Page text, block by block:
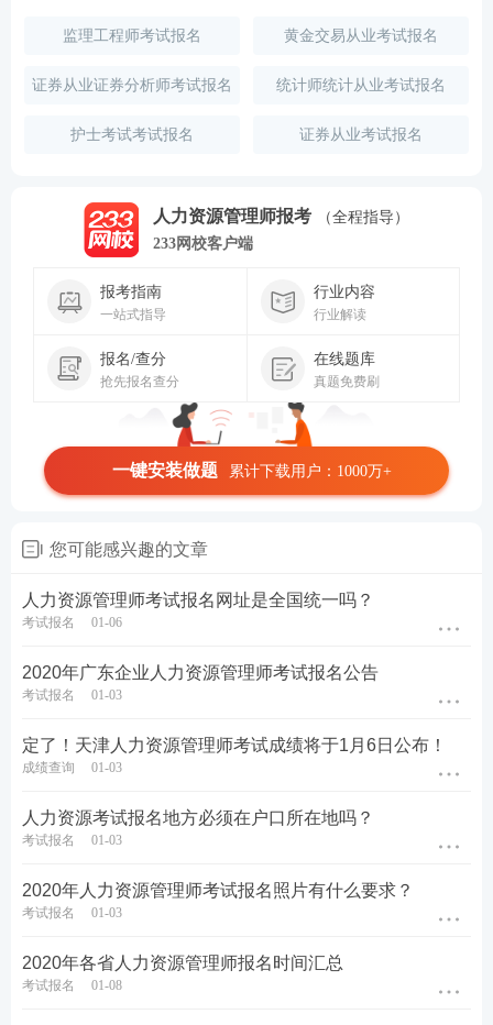
监理工程师考试报名 黄金交易从业考试报名
证券从业证券分析师考试报名 统计师统计从业考试报名
护士考试考试报名 证券从业考试报名
人力资源管理师报考
（全程指导）
233网校客户端
报考指南
一站式指导
行业内容
行业解读
报名/查分
抢先报名查分
在线题库
真题免费刷
一键安装做题 累计下载用户：1000万+
您可能感兴趣的文章
人力资源管理师考试报名网址是全国统一吗？
考试报名 01-06
2020年广东企业人力资源管理师考试报名公告
考试报名 01-03
定了！天津人力资源管理师考试成绩将于1月6日公布！
成绩查询 01-03
人力资源考试报名地方必须在户口所在地吗？
考试报名 01-03
2020年人力资源管理师考试报名照片有什么要求？
考试报名 01-03
2020年各省人力资源管理师报名时间汇总
考试报名 01-08